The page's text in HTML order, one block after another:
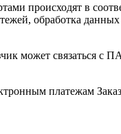
происходят в
обработка
может связаться с
платежам